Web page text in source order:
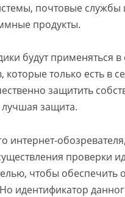
почтовые службы
продукты.
будут применяться
которые только есть в
защитить
защита.
интернет-
проверки
чтобы обеспечить
идентификатор